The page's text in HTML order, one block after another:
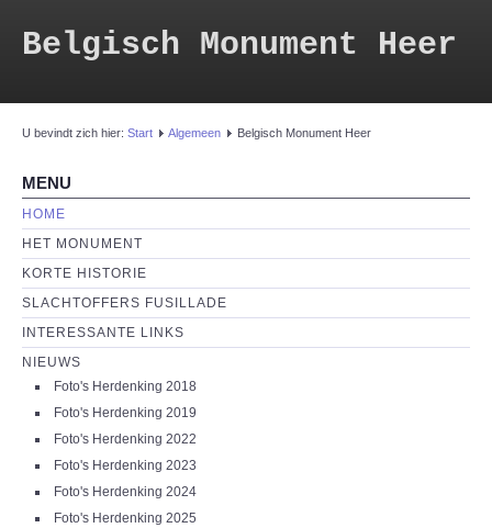
Belgisch Monument Heer
U bevindt zich hier: Start Algemeen Belgisch Monument Heer
MENU
HOME
HET MONUMENT
KORTE HISTORIE
SLACHTOFFERS FUSILLADE
INTERESSANTE LINKS
NIEUWS
Foto's Herdenking 2018
Foto's Herdenking 2019
Foto's Herdenking 2022
Foto's Herdenking 2023
Foto's Herdenking 2024
Foto's Herdenking 2025